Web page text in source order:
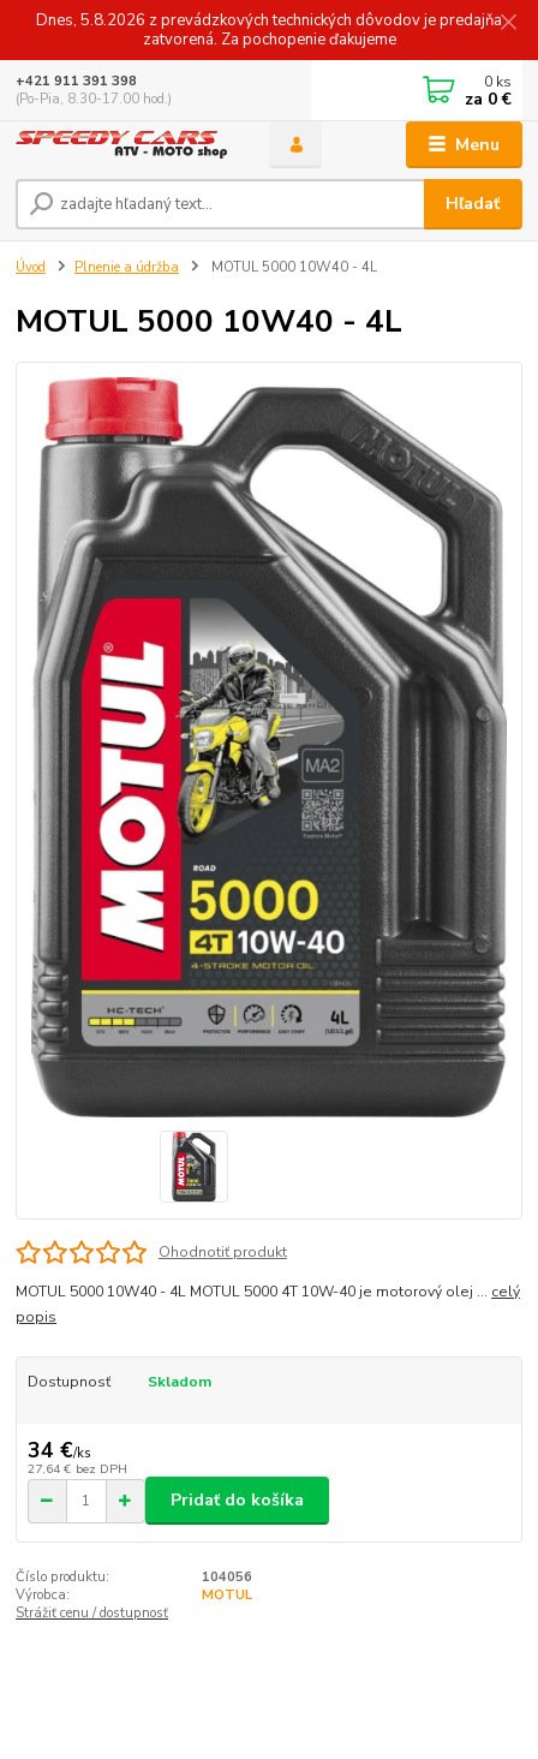
Dnes, 5.8.2026 z prevádzkových technických dôvodov je predajňa
zatvorená. Za pochopenie ďakujeme
Menu
Hľadať
+421 911 391 398
(Po-Pia, 8.30-17.00 hod.)
0 ks
za 0 €
Úvod Plnenie a údržba MOTUL 5000 10W40 - 4L
MOTUL 5000 10W40 - 4L
Ohodnotiť produkt
MOTUL 5000 10W40 - 4L MOTUL 5000 4T 10W-40 je motorový olej ... celý
popis
Dostupnosť Skladom
34 €/ks
27,64 € bez DPH
Pridať do košíka
Číslo produktu:
104056
Výrobca:
MOTUL
Strážiť cenu / dostupnosť